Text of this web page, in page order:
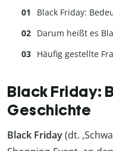
Black Friday:
Darum heißt es
Häufig gestellte
Black Friday:
Geschichte
Black Friday(dt.